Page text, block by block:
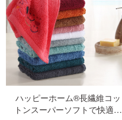
ハッピーホーム®長繊維コッ
トンスーパーソフトで快適な